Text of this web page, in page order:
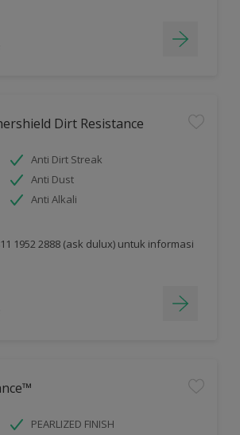
Dirt Resistance
Anti Dirt Streak
Anti Dust
Anti Alkali
1952 2888 (ask dulux) untuk informasi
PEARLIZED FINISH